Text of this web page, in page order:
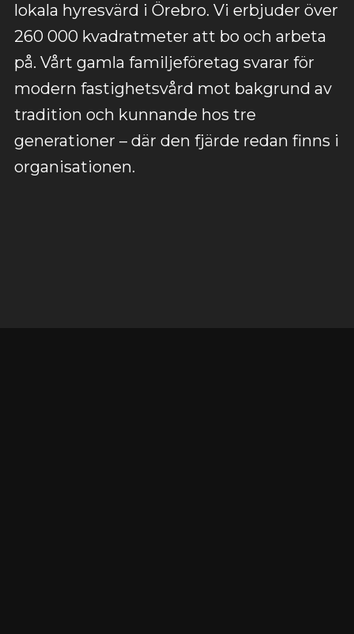
lokala hyresvärd i Örebro. Vi erbjuder över
260 000 kvadratmeter att bo och arbeta
på. Vårt gamla familjeföretag svarar för
modern fastighetsvård mot bakgrund av
tradition och kunnande hos tre
generationer – där den fjärde redan finns i
organisationen.